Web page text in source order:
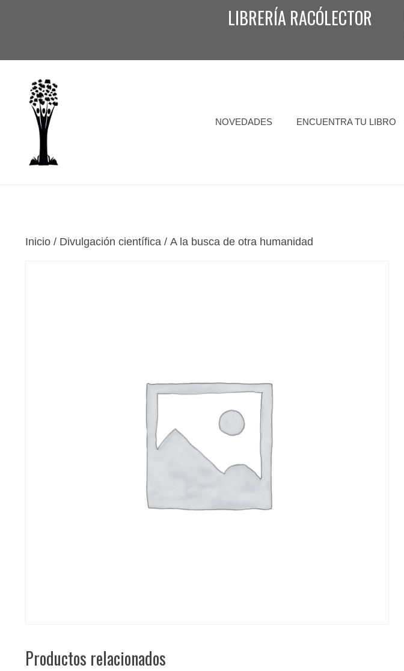
LIBRERÍA RACÓLECTOR
NOVEDADES ENCUENTRA TU LIBRO
Inicio / Divulgación científica / A la busca de otra humanidad
Productos relacionados